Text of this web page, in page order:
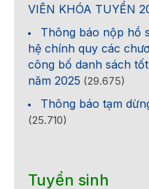
VIÊN KHÓA TUYỂN
Thông báo nộp hồ
hệ chính quy các
công bố danh sách
năm 2025 (29.675)
Thông báo tạm
(25.710)
Tuyển sinh